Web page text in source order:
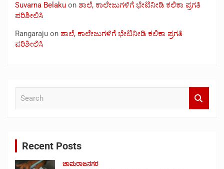
Suvarna Belaku on ಶಾಲೆ, ಕಾಲೇಜುಗಳಿಗೆ ಭೇಟಿನೀಡಿ ಕಲಿಕಾ ಪ್ರಗತಿ
ಪರಿಶೀಲಿಸಿ
Rangaraju on ಶಾಲೆ, ಕಾಲೇಜುಗಳಿಗೆ ಭೇಟಿನೀಡಿ ಕಲಿಕಾ ಪ್ರಗತಿ
ಪರಿಶೀಲಿಸಿ
Recent Posts
ಚಾಮರಾಜನಗರ